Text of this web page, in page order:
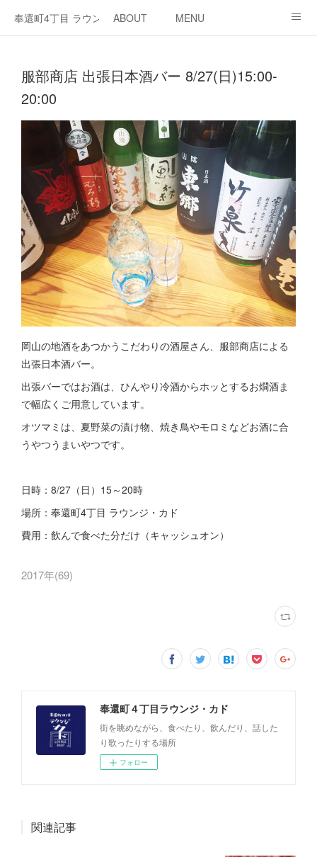
奉還町4丁目 ラウンジ・カド
ABOUT MENU
服部商店 出張日本酒バー 8/27(日)15:00-
20:00
岡山の地酒をあつかうこだわりの酒屋さん、服部商店による
出張日本酒バー。
出張バーではお酒は、ひんやり冷酒からホッとするお燗酒ま
で幅広くご用意しています。
オツマミは、夏野菜の漬け物、焼き鳥やモロミなどお酒に合
うやつうまいやつです。
日時：8/27（日）15～20時
場所：奉還町4丁目 ラウンジ・カド
費用：飲んで食べた分だけ（キャッシュオン）
2017年(69)
奉還町４丁目ラウンジ・カド
街を眺めながら、食べたり、飲んだり、話した
り歌ったりする場所
フォロー
関連記事